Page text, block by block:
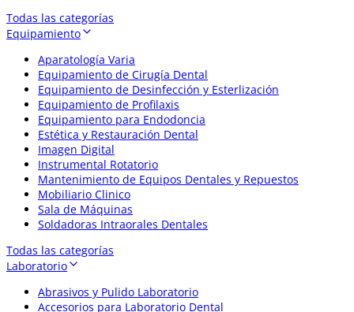
Todas las categorías
Equipamiento
Aparatología Varia
Equipamiento de Cirugía Dental
Equipamiento de Desinfección y Esterlización
Equipamiento de Profilaxis
Equipamiento para Endodoncia
Estética y Restauración Dental
Imagen Digital
Instrumental Rotatorio
Mantenimiento de Equipos Dentales y Repuestos
Mobiliario Clinico
Sala de Máquinas
Soldadoras Intraorales Dentales
Todas las categorías
Laboratorio
Abrasivos y Pulido Laboratorio
Accesorios para Laboratorio Dental